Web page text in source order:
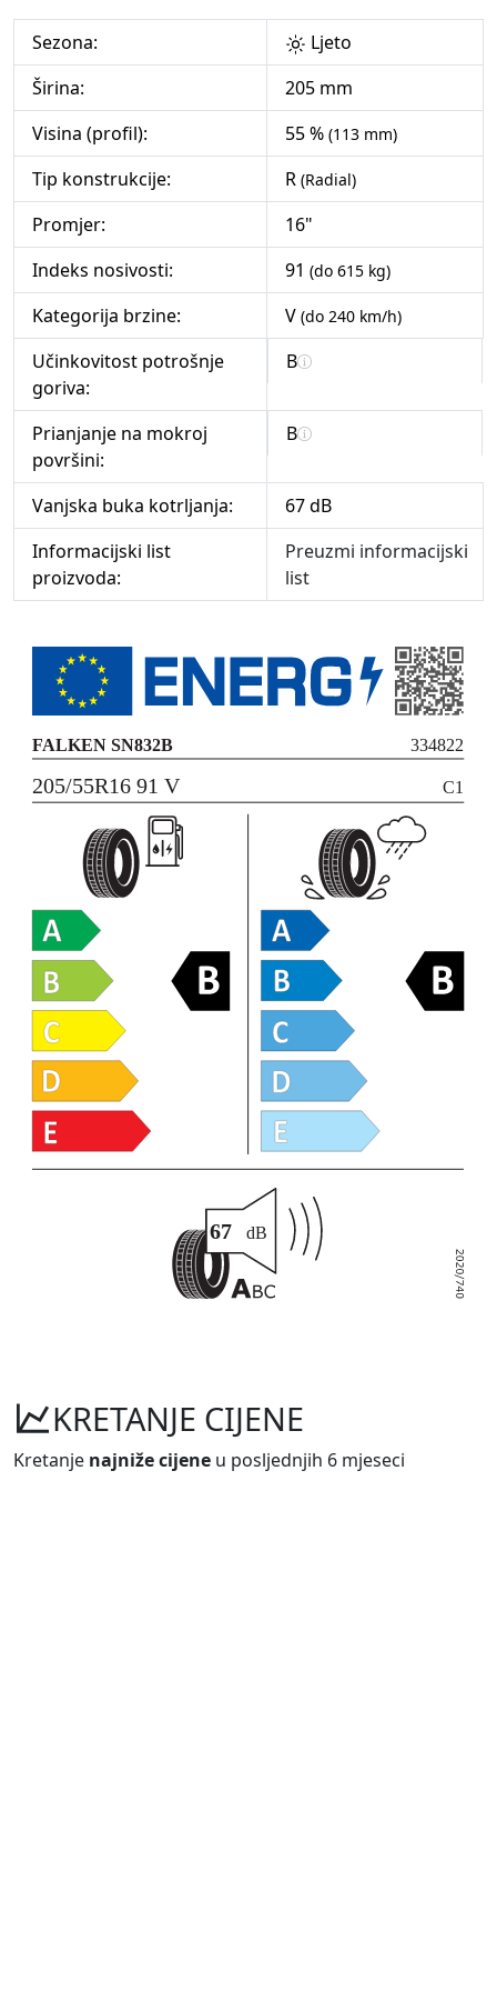
Sezona:
Ljeto
Širina:
205 mm
Visina (profil):
55 % (113 mm)
Tip konstrukcije: R (Radial)
Promjer:
16"
Indeks nosivosti:
91 (do 615 kg)
Kategorija brzine: V (do 240 km/h)
Učinkovitost potrošnje
goriva:
B
Prianjanje na mokroj
površini:
B
Vanjska buka kotrljanja:
67 dB
Informacijski list
proizvoda:
Preuzmi informacijski
list
KRETANJE CIJENE
Kretanje najniže cijene u posljednjih 6 mjeseci